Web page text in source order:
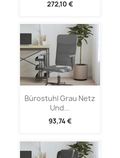
272,10 €
Bürostuhl Grau Netz
Und...
93,74 €